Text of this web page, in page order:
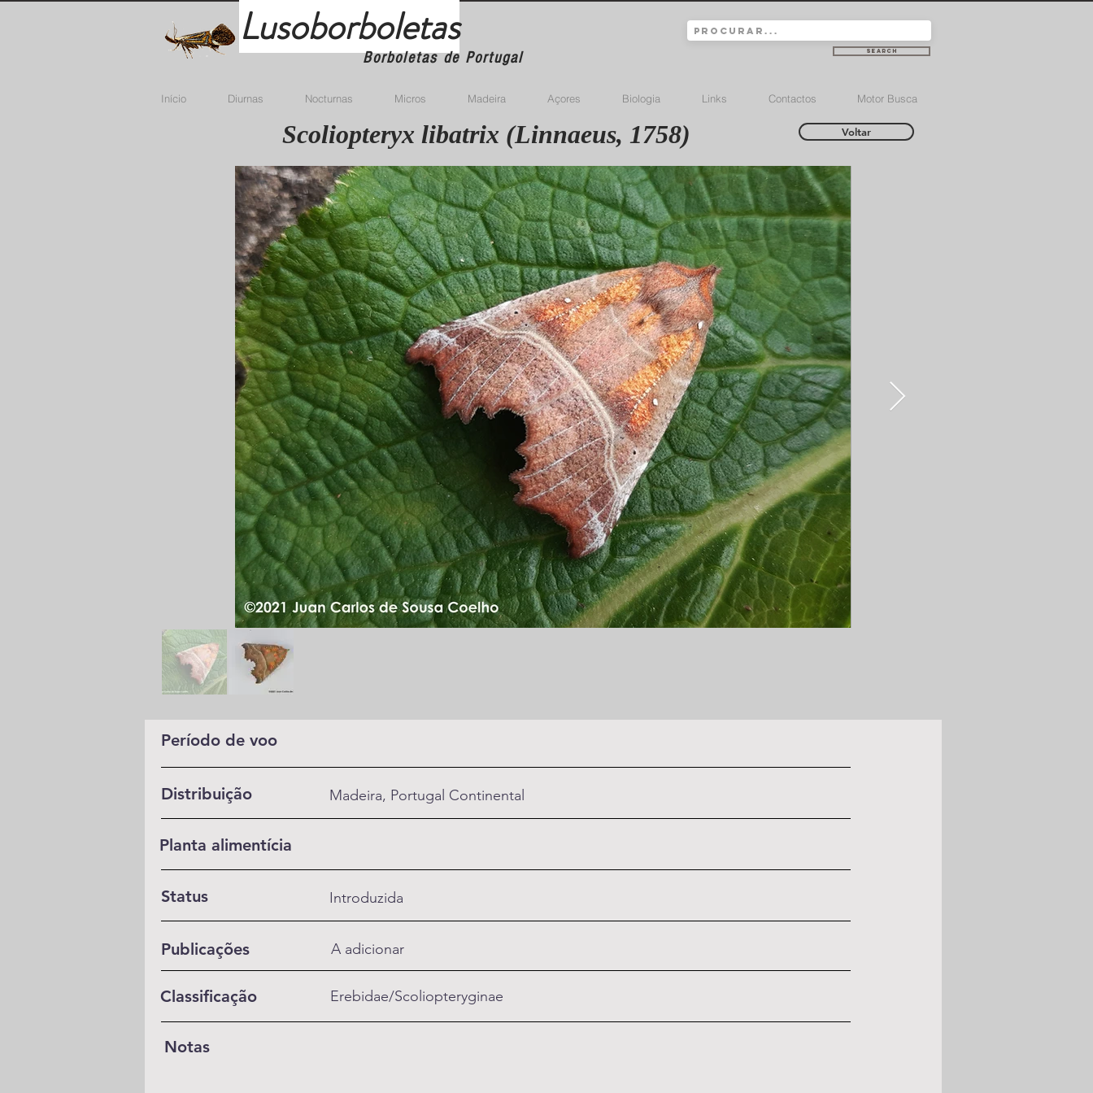
Lusoborboletas
Borboletas de Portugal Search
Início Diurnas Nocturnas Micros Madeira Açores Biologia Links Contactos Motor Busca
Scoliopteryx libatrix (Linnaeus, 1758) Voltar
Período de voo
Distribuição Madeira, Portugal Continental
Planta alimentícia
Status Introduzida
Publicações A adicionar
Classificação Erebidae/Scoliopteryginae
Notas